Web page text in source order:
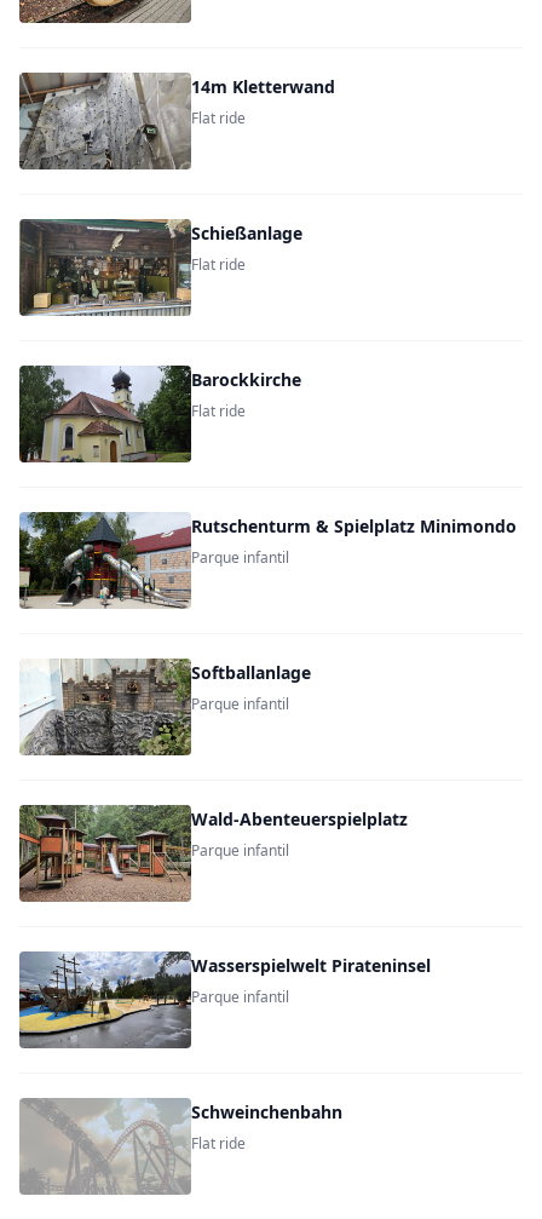
14m Kletterwand
Flat ride
Schießanlage
Flat ride
Barockkirche
Flat ride
Rutschenturm & Spielplatz Minimondo
Parque infantil
Softballanlage
Parque infantil
Wald-Abenteuerspielplatz
Parque infantil
Wasserspielwelt Pirateninsel
Parque infantil
Schweinchenbahn
Flat ride